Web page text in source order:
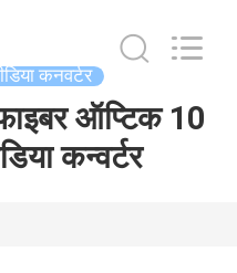
कनवर्टर
ऑप्टिक 10
कन्वर्टर